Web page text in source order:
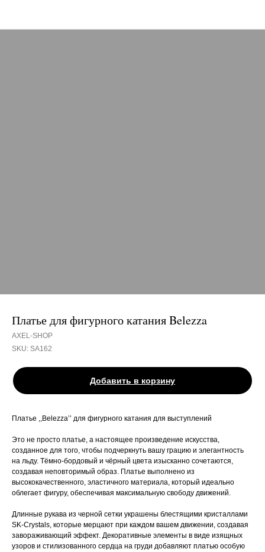
Платье для фигурного катания Belezza
AXEL-SHOP
SKU: SA162
Добавить в корзину
Платье ,,Belezza’’ для фигурного катания для выступлений
Это не просто платье, а настоящее произведение искусства,
созданное для того, чтобы подчеркнуть вашу грацию и элегантность
на льду. Тёмно-бордовый и чёрный цвета изысканно сочетаются,
создавая неповторимый образ. Платье выполнено из
высококачественного, эластичного материала, который идеально
облегает фигуру, обеспечивая максимальную свободу движений.
Длинные рукава из черной сетки украшены блестящими кристаллами
SK-Crystals, которые мерцают при каждом вашем движении, создавая
завораживающий эффект. Декоративные элементы в виде изящных
узоров и стилизованного сердца на груди добавляют платью особую